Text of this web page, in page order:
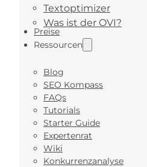
Textoptimizer
Was ist der OVI?
Preise
Ressourcen
Blog
SEO Kompass
FAQs
Tutorials
Starter Guide
Expertenrat
Wiki
Konkurrenzanalyse